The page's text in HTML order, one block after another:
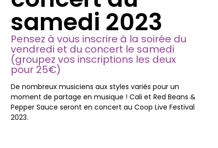
samedi 2023
Pensez à vous inscrire à la soirée du
vendredi et du concert le samedi
(groupez vos inscriptions les deux
pour 25€)
De nombreux musiciens aux styles variés pour un
moment de partage en musique ! Cali et Red Beans &
Pepper Sauce seront en concert au Coop Live Festival
2023.